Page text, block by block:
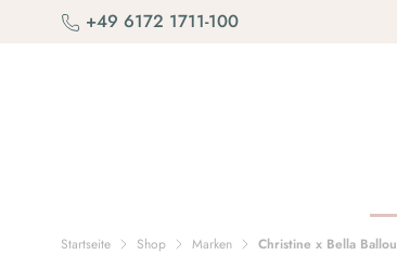
Zum Inhalt springen+49 6172 1711-100
Startseite Shop Marken Christine x Bella Ballou